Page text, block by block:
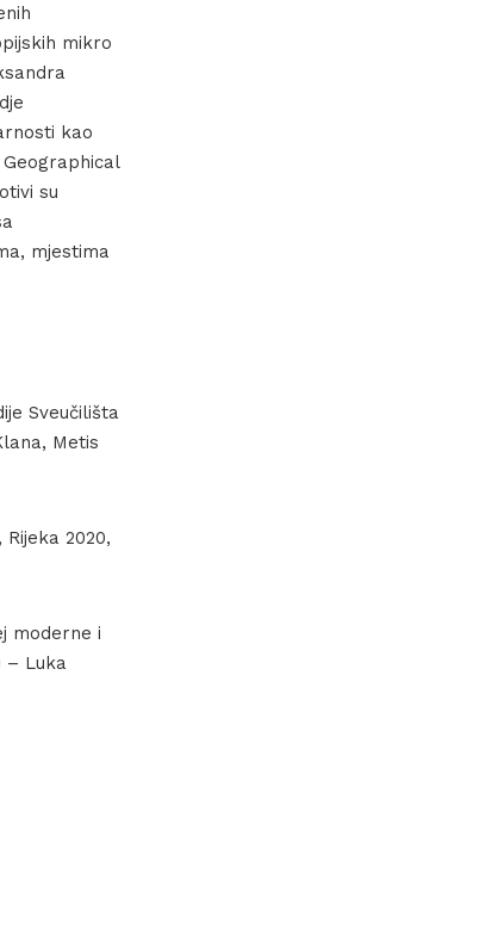
mikro
kao
su
mjestima
Sveučilišta
Metis
2020,
moderne i
– Luka